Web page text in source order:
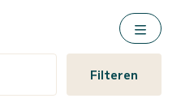
Filteren